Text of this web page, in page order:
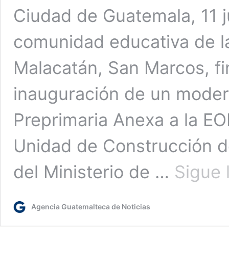
Ciudad de Guatemala,
comunidad educativa de
Malacatán, San Marcos,
inauguración de un
Preprimaria Anexa a la
Unidad de Construcción
del Ministerio de … Sigue
Agencia Guatemalteca de Noticias